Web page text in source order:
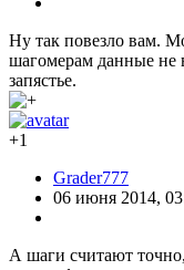
Ну так повезло вам.
шагомерам данные не
запястье.
+1
Grader777
06 июня 2014,
А шаги считают